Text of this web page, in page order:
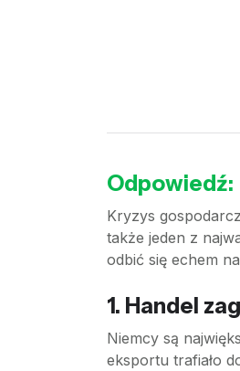
Odpowiedź:
Kryzys
także jeden z
odbić się echem
1. Handel
Niemcy są
eksportu trafiało